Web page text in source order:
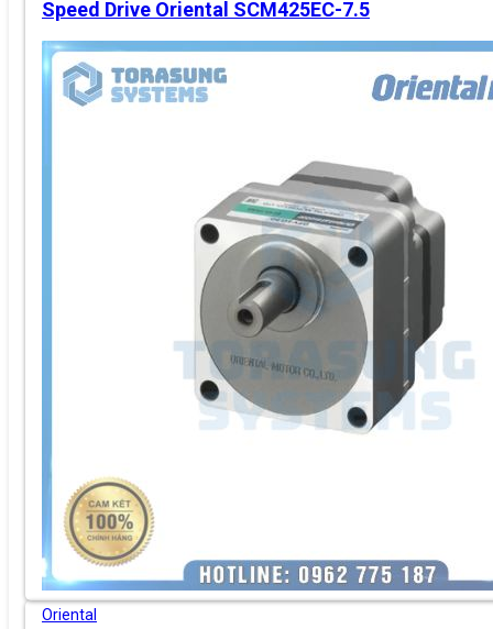
Speed Drive Oriental SCM425EC-7.5
Oriental